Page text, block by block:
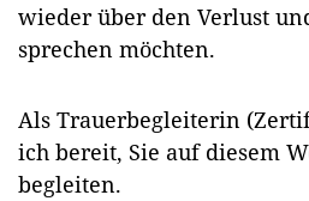
wieder über den Verlust
sprechen möchten.
Als Trauerbegleiterin
ich bereit, Sie auf diesem
begleiten.